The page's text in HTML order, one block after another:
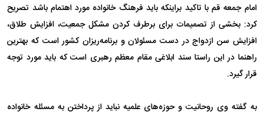
امام جمعه قم با تاکید براینکه باید فرهنگ خانواده مورد اهتمام باشد تصریح
کرد: بخشی از تصمیمات برای برطرف کردن مشکل جمعیت، افزایش طلاق،
افزایش سن ازدواج در دست مسئولان و برنامه‌ریزان کشور است که بهترین
راهنما در این راستا سند ابلاغی مقام معظم رهبری است که باید مورد توجه
قرار گیرد.
به گفته وی روحانیت و حوزه‌های علمیه نباید از پرداختن به مسئله خانواده